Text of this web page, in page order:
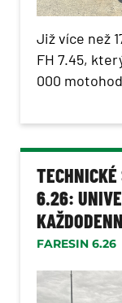
Již více než
FH 7.45,
000
6.26:
FARESIN 6.26